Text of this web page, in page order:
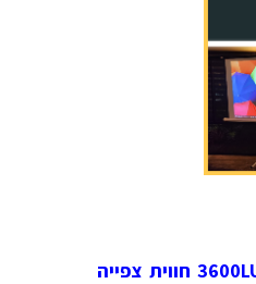
מקרן Ricoh מותג בינלאומי! עם עוצמת הארה גבוהה 3600LUMENS HDMI חווית צפייה